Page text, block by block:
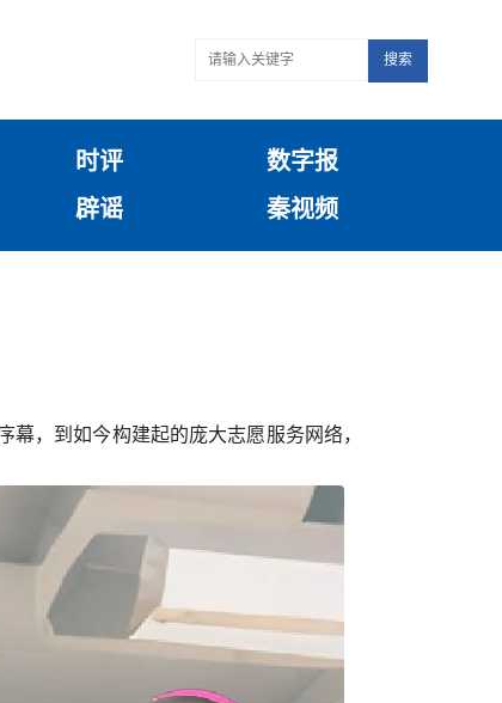
搜索
时评
数字报
辟谣 秦视频
，到如今构建起的庞大志愿服务网络，